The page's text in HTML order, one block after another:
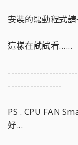
頂多只是LAG而已
完全是沒問題的
安裝的驅動程式
這樣在試試看......
-----------------
PS . CPU FAN
好...